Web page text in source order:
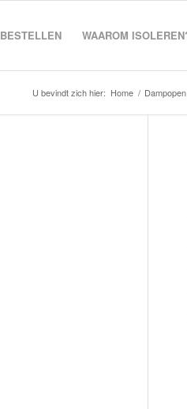
WAAROM
U bevindt zich hier: Home /